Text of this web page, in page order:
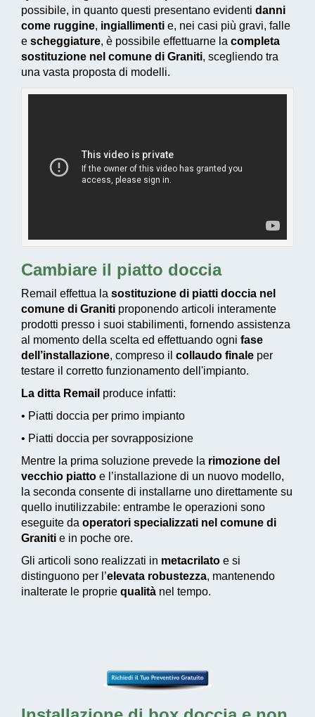
possibile, in quanto questi presentano evidenti danni
come ruggine, ingiallimenti e, nei casi più gravi, falle
e scheggiature, è possibile effettuarne la completa
sostituzione nel comune di Graniti, scegliendo tra
una vasta proposta di modelli.
Cambiare il piatto doccia
Remail effettua la sostituzione di piatti doccia nel
comune di Graniti proponendo articoli interamente
prodotti presso i suoi stabilimenti, fornendo assistenza
al momento della scelta ed effettuando ogni fase
dell’installazione, compreso il collaudo finale per
testare il corretto funzionamento dell'impianto.
La ditta Remail produce infatti:
• Piatti doccia per primo impianto
• Piatti doccia per sovrapposizione
Mentre la prima soluzione prevede la rimozione del
vecchio piatto e l’installazione di un nuovo modello,
la seconda consente di installarne uno direttamente su
quello inutilizzabile: entrambe le operazioni sono
eseguite da operatori specializzati nel comune di
Graniti e in poche ore.
Gli articoli sono realizzati in metacrilato e si
distinguono per l’elevata robustezza, mantenendo
inalterate le proprie qualità nel tempo.